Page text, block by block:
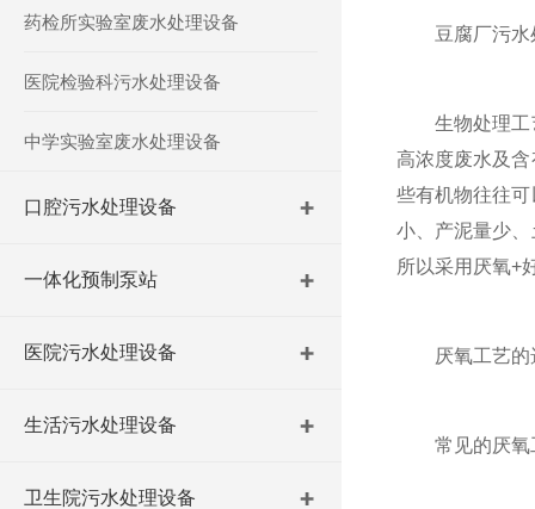
药检所实验室废水处理设备
医院检验科污水处理设备
中学实验室废水处理设备
口腔污水处理设备
一体化预制泵站
医院污水处理设备
生活污水处理设备
卫生院污水处理设备
豆腐厂污水
生物处理工艺
高浓度废水及
些有机物往往
小、产泥量少
所以采用厌氧+
厌氧工艺的
常见的厌氧工